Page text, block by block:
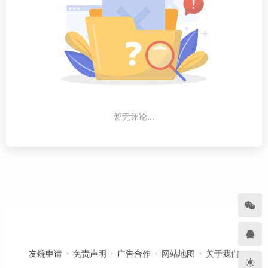
暂无评论...
友链申请 免责声明 广告合作 网站地图 关于我们